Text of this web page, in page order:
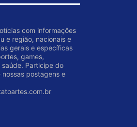
com informações
e região, nacionais e
gerais e específicas
games,
Participe do
postagens e